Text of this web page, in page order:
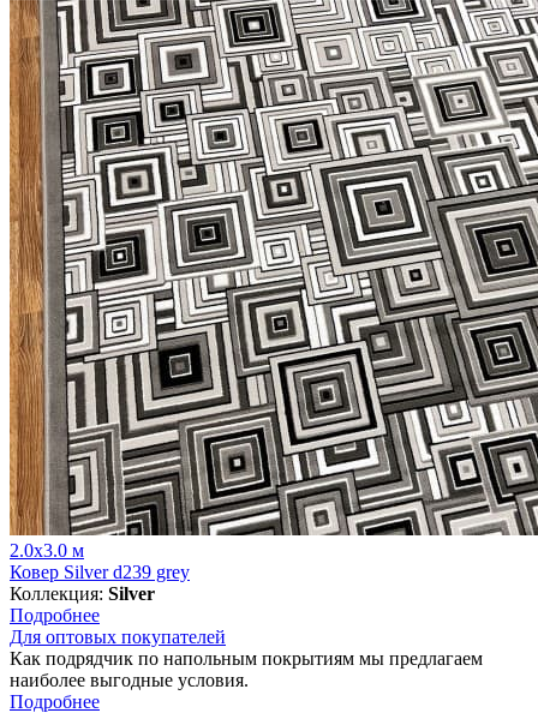
2.0x3.0 м
Ковер Silver d239 grey
Коллекция: Silver
Подробнее
Для оптовых покупателей
Как подрядчик по напольным покрытиям мы предлагаем
наиболее выгодные условия.
Подробнее